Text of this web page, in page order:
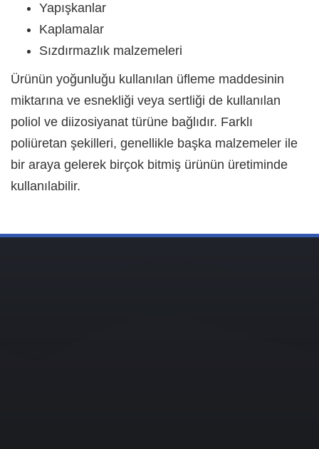
Yapışkanlar
Kaplamalar
Sızdırmazlık malzemeleri
Ürünün yoğunluğu kullanılan üfleme maddesinin
miktarına ve esnekliği veya sertliği de kullanılan
poliol ve diizosiyanat türüne bağlıdır. Farklı
poliüretan şekilleri, genellikle başka malzemeler ile
bir araya gelerek birçok bitmiş ürünün üretiminde
kullanılabilir.